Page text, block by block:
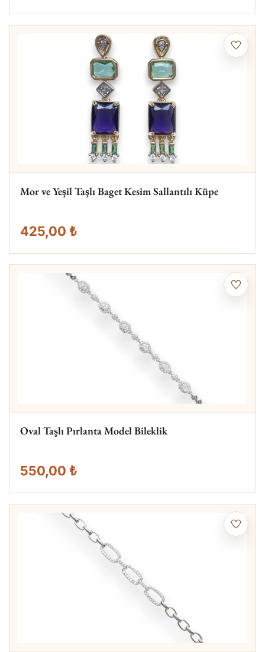
Mor ve Yeşil Taşlı Baget Kesim Sallantılı Küpe
425,00 ₺
Oval Taşlı Pırlanta Model Bileklik
550,00 ₺